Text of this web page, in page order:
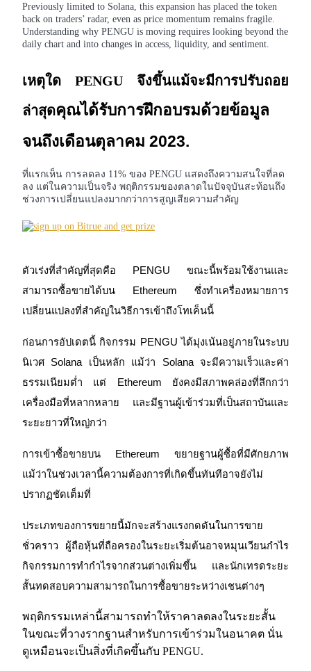
ฟิวเจอร์ส COIN-M
ฟิวเจอร์สสกุลเงินดิจิทัล
อนุพันธ์ของหุ้น ฟอเร็กซ์ โลหะมีค่า และสินค้าโภคภัณฑ์
คัดลอกการซื้อขาย
เข้าร่วมกับเทรดเดอร์ชั้นนำ
เป็นเทรดเดอร์คัดลอก
Previously limited to Solana, this expansion has placed the token
back on traders’ radar, even as price momentum remains fragile.
Understanding why PENGU is moving requires looking beyond the
daily chart and into changes in access, liquidity, and sentiment.
เหตุใด PENGU จึงขึ้นแม้จะมีการปรับถอย
ล่าสุดคุณได้รับการฝึกอบรมด้วยข้อมูล
จนถึงเดือนตุลาคม 2023.
ที่แรกเห็น การลดลง 11% ของ PENGU แสดงถึงความสนใจที่ลด
ลง แต่ในความเป็นจริง พฤติกรรมของตลาดในปัจจุบันสะท้อนถึง
ช่วงการเปลี่ยนแปลงมากกว่าการสูญเสียความสำคัญ
ตัวเร่งที่สำคัญที่สุดคือ PENGU ขณะนี้พร้อมใช้งานและ
สามารถซื้อขายได้บน Ethereum ซึ่งทำเครื่องหมายการ
เปลี่ยนแปลงที่สำคัญในวิธีการเข้าถึงโทเค็นนี้
ก่อนการอัปเดตนี้ กิจกรรม PENGU ได้มุ่งเน้นอยู่ภายในระบบ
นิเวศ Solana เป็นหลัก แม้ว่า Solana จะมีความเร็วและค่า
ธรรมเนียมต่ำ แต่ Ethereum ยังคงมีสภาพคล่องที่ลึกกว่า
เครื่องมือที่หลากหลาย และมีฐานผู้เข้าร่วมที่เป็นสถาบันและ
ระยะยาวที่ใหญ่กว่า
การเข้าซื้อขายบน Ethereum ขยายฐานผู้ซื้อที่มีศักยภาพ
แม้ว่าในช่วงเวลานี้ความต้องการที่เกิดขึ้นทันทีอาจยังไม่
ปรากฏชัดเต็มที่
ประเภทของการขยายนี้มักจะสร้างแรงกดดันในการขาย
ชั่วคราว ผู้ถือหุ้นที่ถือครองในระยะเริ่มต้นอาจหมุนเวียนกำไร
กิจกรรมการทำกำไรจากส่วนต่างเพิ่มขึ้น และนักเทรดระยะ
สั้นทดสอบความสามารถในการซื้อขายระหว่างเชนต่างๆ
พฤติกรรมเหล่านี้สามารถทำให้ราคาลดลงในระยะสั้น
ในขณะที่วางรากฐานสำหรับการเข้าร่วมในอนาคต นั่น
ดูเหมือนจะเป็นสิ่งที่เกิดขึ้นกับ PENGU.